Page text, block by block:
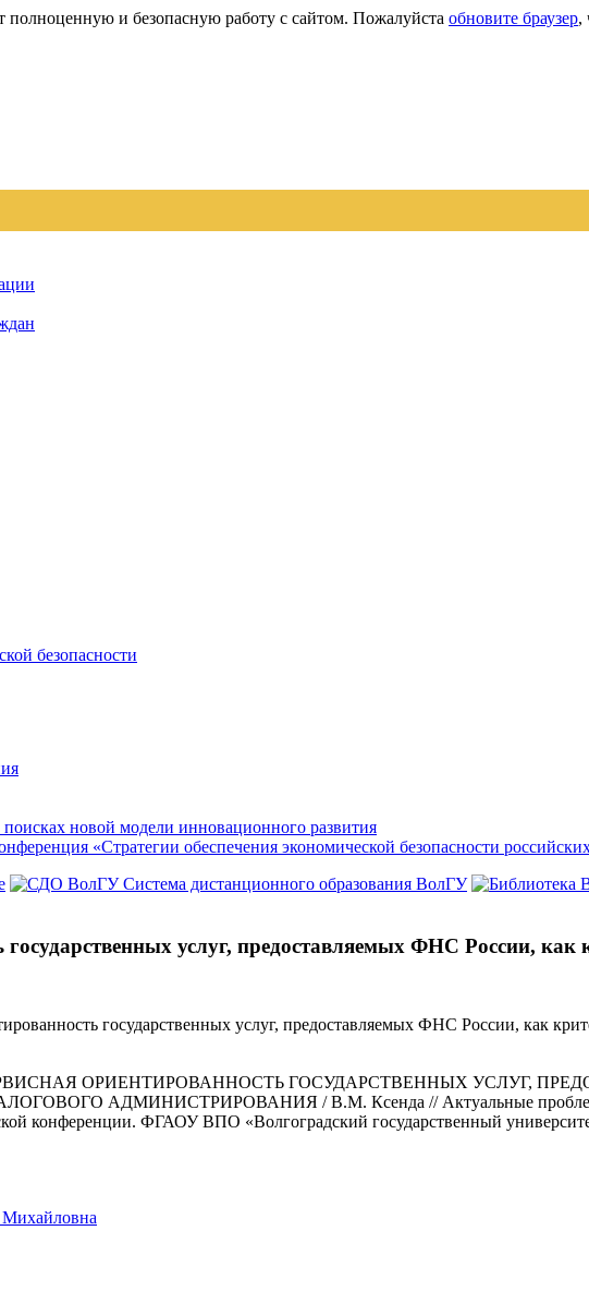
полноценную и безопасную работу с сайтом. Пожалуйста обновите браузер,
безопасности
новой модели инновационного развития
«Стратегии обеспечения экономической безопасности
Система дистанционного образования ВолГУ
государственных услуг, предоставляемых ФНС России,
государственных услуг, предоставляемых ФНС России, как
ОРИЕНТИРОВАННОСТЬ ГОСУДАРСТВЕННЫХ УСЛУГ,
АДМИНИСТРИРОВАНИЯ / В.М. Ксенда // Актуальные проблемы
конференции. ФГАОУ ВПО «Волгоградский государственный
Михайловна